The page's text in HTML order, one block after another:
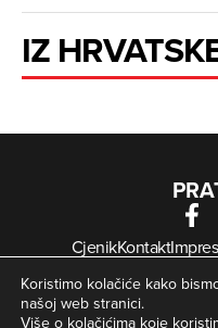
IZ
CjenikKontakt
Arhiva digitalnih novina
Koristimo kolačiće kako
našoj web stranici.
Više o kolačićima koje